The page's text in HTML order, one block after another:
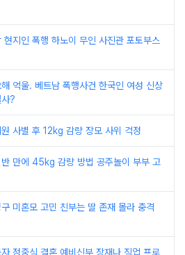
현지인 폭행 하노이 무인 사진관 포토부스
억울. 베트남 폭행사건 한국인 여성 신상
?
사별 후 12kg 감량 장모 사위 걱정
만에 45kg 감량 방법 공주놀이 부부 고
미혼모 고민 친부는 딸 존재 몰라 충격
정중식 결혼 예비신부 장재나 직업 프로